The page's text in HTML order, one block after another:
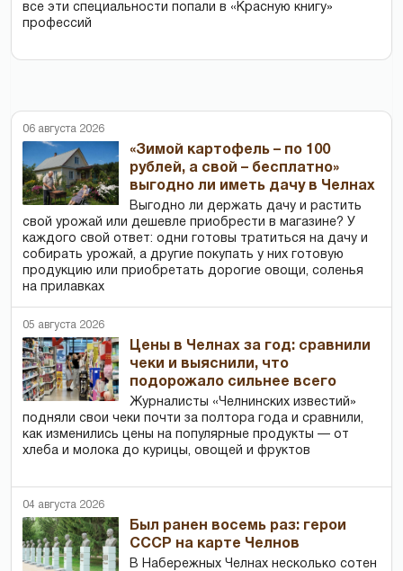
все эти специальности попали в «Красную книгу»
профессий
06 августа 2026
«Зимой картофель – по 100
рублей, а свой – бесплатно»
выгодно ли иметь дачу в Челнах
Выгодно ли держать дачу и растить
свой урожай или дешевле приобрести в магазине? У
каждого свой ответ: одни готовы тратиться на дачу и
собирать урожай, а другие покупать у них готовую
продукцию или приобретать дорогие овощи, соленья
на прилавках
05 августа 2026
Цены в Челнах за год: сравнили
чеки и выяснили, что
подорожало сильнее всего
Журналисты «Челнинских известий»
подняли свои чеки почти за полтора года и сравнили,
как изменились цены на популярные продукты — от
хлеба и молока до курицы, овощей и фруктов
04 августа 2026
Был ранен восемь раз: герои
СССР на карте Челнов
В Набережных Челнах несколько сотен